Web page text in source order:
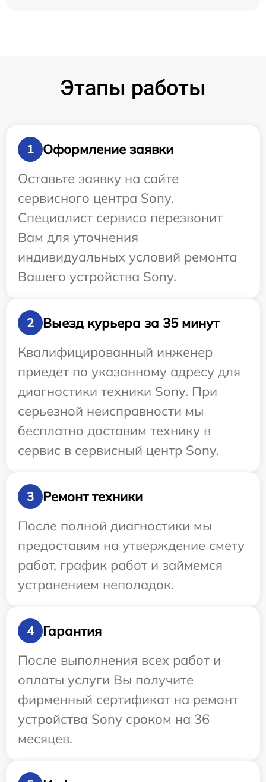
Этапы работы
1
Оформление заявки
Оставьте заявку на сайте
сервисного центра Sony.
Специалист сервиса перезвонит
Вам для уточнения
индивидуальных условий ремонта
Вашего устройства Sony.
2
Выезд курьера за 35 минут
Квалифицированный инженер
приедет по указанному адресу для
диагностики техники Sony. При
серьезной неисправности мы
бесплатно доставим технику в
сервис в сервисный центр Sony.
3
Ремонт техники
После полной диагностики мы
предоставим на утверждение смету
работ, график работ и займемся
устранением неполадок.
4
Гарантия
После выполнения всех работ и
оплаты услуги Вы получите
фирменный сертификат на ремонт
устройства Sony сроком на 36
месяцев.